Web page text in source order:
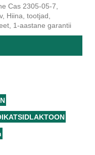
Cas 2305-05-7,
Hiina, tootjad,
1-aastane garantii